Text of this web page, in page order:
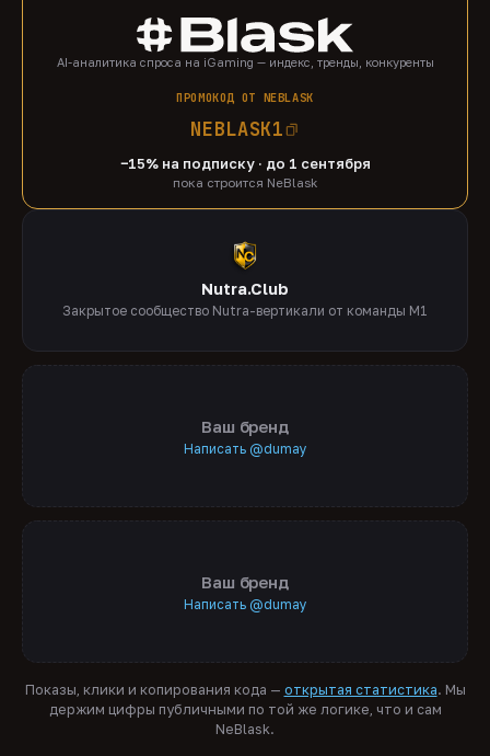
AI-аналитика спроса на iGaming — индекс, тренды, конкуренты
ПРОМОКОД ОТ NEBLASK
NEBLASK1
−15% на подписку · до 1 сентября
пока строится NeBlask
Nutra.Club
Закрытое сообщество Nutra-вертикали от команды M1
Ваш бренд
Написать @dumay
Ваш бренд
Написать @dumay
Показы, клики и копирования кода — открытая статистика. Мы
держим цифры публичными по той же логике, что и сам
NeBlask.